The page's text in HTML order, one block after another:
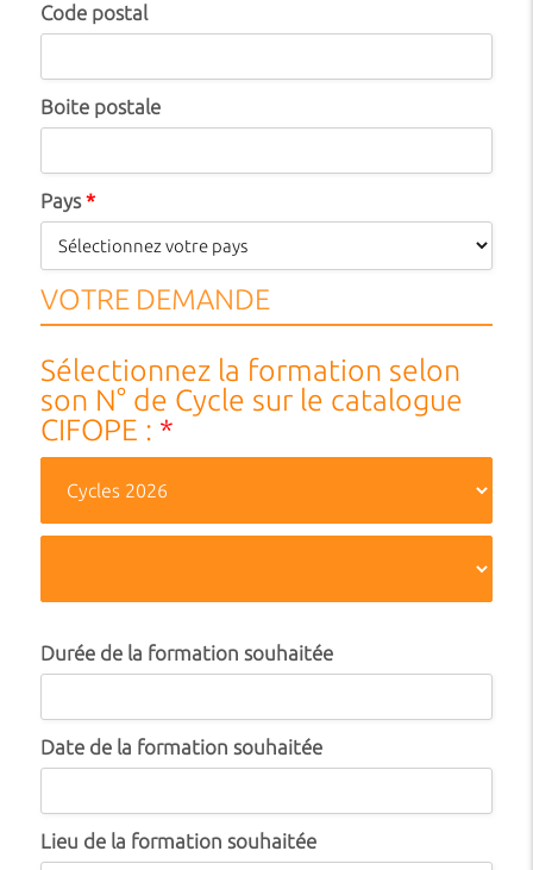
Code postal
Boite postale
Pays*
VOTRE DEMANDE
Sélectionnez la formation selon
son N° de Cycle sur le catalogue
CIFOPE : *
Durée de la formation souhaitée
Date de la formation souhaitée
Lieu de la formation souhaitée